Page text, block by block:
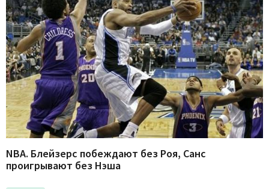
NBA. Блейзерс побеждают без Роя, Санс
проигрывают без Нэша